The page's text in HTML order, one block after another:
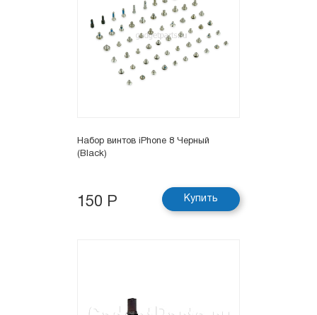
Набор винтов iPhone 8 Черный
(Black)
150 Р Купить